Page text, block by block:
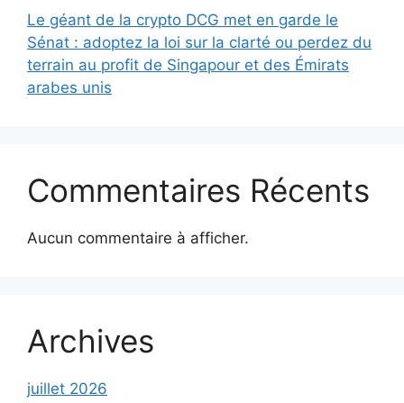
Le géant de la crypto DCG met en garde le
Sénat : adoptez la loi sur la clarté ou perdez du
terrain au profit de Singapour et des Émirats
arabes unis
Commentaires Récents
Aucun commentaire à afficher.
Archives
juillet 2026